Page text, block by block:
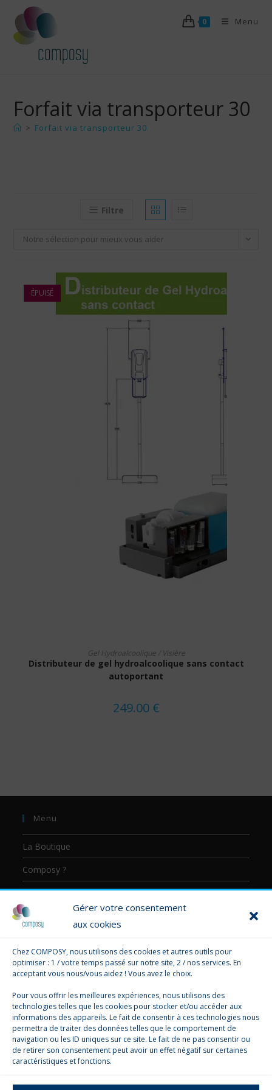
Gérer votre consentement
aux cookies
Chez COMPOSY, nous utilisons des cookies et autres outils pour
optimiser : 1 / votre temps passé sur notre site, 2 / nos services. En
acceptant vous nous/vous aidez ! Vous avez le choix.
Pour vous offrir les meilleures expériences, nous utilisons des
technologies telles que les cookies pour stocker et/ou accéder aux
informations des appareils. Le fait de consentir à ces technologies nous
permettra de traiter des données telles que le comportement de
navigation ou les ID uniques sur ce site. Le fait de ne pas consentir ou
de retirer son consentement peut avoir un effet négatif sur certaines
caractéristiques et fonctions.
content
0 Menu
Forfait via transporteur 30
> Forfait via transporteur 30
Filtre
Notre sélection pour mieux vous aider
ÉPUISÉ
LIRE LA SUITE
Gel Hydroalcoolique / Visière
Distributeur de gel hydroalcoolique sans contact
autoportant
249.00 €
Menu
La Boutique
Composy ?
Communication
Formation
Panier
Aucun produit dans le panier.Ajouter des produits